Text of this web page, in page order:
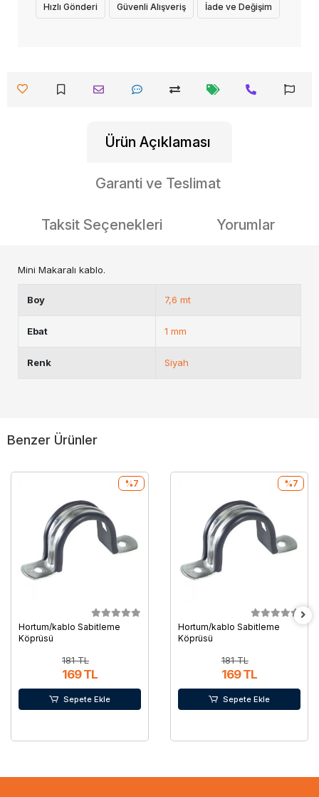
Hızlı Gönderi Güvenli Alışveriş İade ve Değişim
Ürün Açıklaması
Garanti ve Teslimat
Taksit Seçenekleri Yorumlar
Mini Makaralı kablo.
Boy 7,6 mt
Ebat 1 mm
Renk Siyah
Benzer Ürünler
Hortum/kablo Sabitleme
Köprüsü
181 TL
169 TL
%7
Sepete Ekle
Hortum/kablo Sabitleme
Köprüsü
181 TL
169 TL
%7
Sepete Ekle